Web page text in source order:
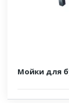
Мойки для